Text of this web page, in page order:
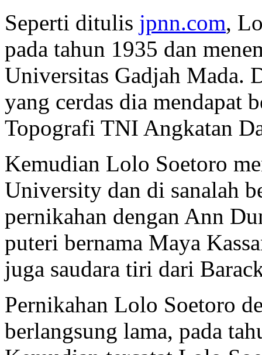
Seperti ditulis jpnn.com,
pada tahun 1935 dan
Universitas Gadjah Mada.
yang cerdas dia mendapat
Topografi TNI Angkatan
Kemudian Lolo Soetoro
University dan di sanalah
pernikahan dengan Ann
puteri bernama Maya
juga saudara tiri dari
Pernikahan Lolo Soetoro
berlangsung lama, pada